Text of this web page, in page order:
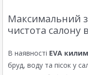
Максимальний
чистота салону
В наявності EVA
бруд, воду та пісок у